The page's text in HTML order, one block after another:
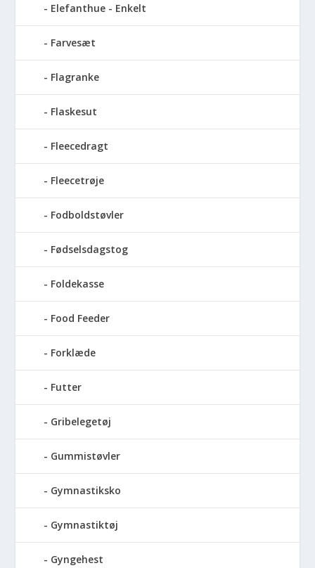
Elefanthue - Enkelt
Farvesæt
Flagranke
Flaskesut
Fleecedragt
Fleecetrøje
Fodboldstøvler
Fødselsdagstog
Foldekasse
Food Feeder
Forklæde
Futter
Gribelegetøj
Gummistøvler
Gymnastiksko
Gymnastiktøj
Gyngehest